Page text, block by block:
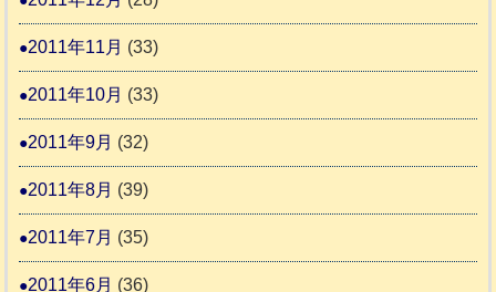
2011年11月 (33)
2011年10月 (33)
2011年9月 (32)
2011年8月 (39)
2011年7月 (35)
2011年6月 (36)